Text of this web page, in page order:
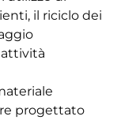
il riciclo dei
progettato